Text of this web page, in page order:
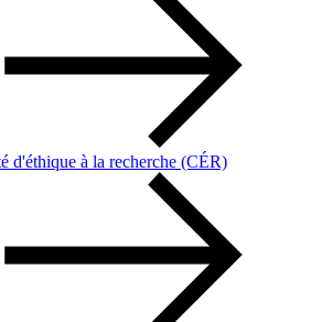
d'éthique à la recherche (CÉR)